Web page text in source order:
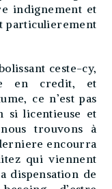
indignement et
particulierement
ceste-cy,
en credit, et
ce n’est pas
si licentieuse et
trouvons à
encourra
qui viennent
dispensation de